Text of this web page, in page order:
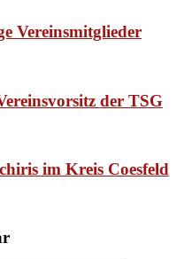
Vereinsmitglieder
der TSG
im Kreis Coesfeld